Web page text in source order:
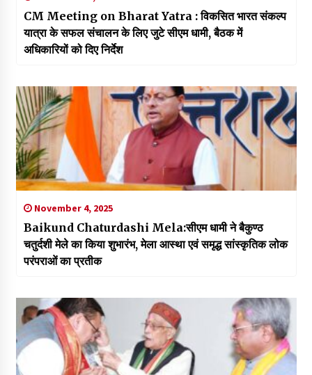
CM Meeting on Bharat Yatra : विकसित भारत संकल्प
यात्रा के सफल संचालन के लिए जुटे सीएम धामी, बैठक में
अधिकारियों को दिए निर्देश
November 4, 2025
Baikund Chaturdashi Mela:सीएम धामी ने बैकुण्ठ
चतुर्दशी मेले का किया शुभारंभ, मेला आस्था एवं समृद्ध सांस्कृतिक लोक
परंपराओं का प्रतीक